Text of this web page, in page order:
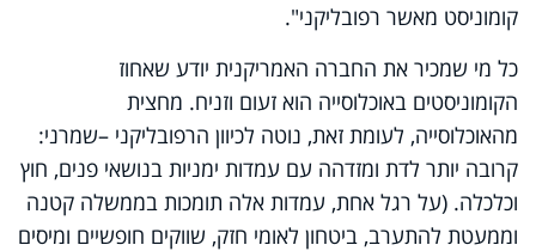
קומוניסט מאשר רפובליקני".
כל מי שמכיר את החברה האמריקנית יודע שאחוז
הקומוניסטים באוכלוסייה הוא זעום וזניח. מחצית
מהאוכלוסייה, לעומת זאת, נוטה לכיוון הרפובליקני –שמרני:
קרובה יותר לדת ומזדהה עם עמדות ימניות בנושאי פנים, חוץ
וכלכלה. (על רגל אחת, עמדות אלה תומכות בממשלה קטנה
וממעטת להתערב, ביטחון לאומי חזק, שווקים חופשיים ומיסים